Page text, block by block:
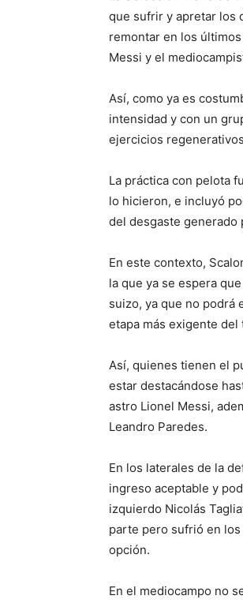
que sufrir y apretar los
remontar en los
Messi y el
Así, como ya es
intensidad y con un
ejercicios
La práctica con pelota
lo hicieron, e incluyó
del desgaste generado
En este contexto,
la que ya se espera
suizo, ya que no podrá
etapa más exigente del
Así, quienes tienen el
estar destacándose
astro Lionel Messi,
Leandro Paredes.
En los laterales de la
ingreso aceptable y
izquierdo Nicolás
parte pero sufrió en
opción.
En el mediocampo no